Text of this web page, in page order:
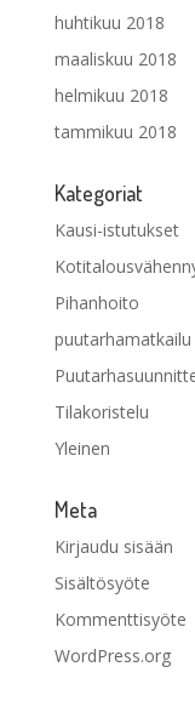
huhtikuu 2018
maaliskuu 2018
helmikuu 2018
tammikuu 2018
Kategoriat
Kausi-istutukset
Pihanhoito
puutarhamatkailu
Tilakoristelu
Yleinen
Meta
Kirjaudu sisään
Sisältösyöte
Kommenttisyöte
WordPress.org